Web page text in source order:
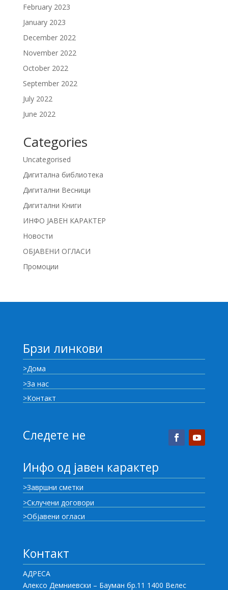
February 2023
January 2023
December 2022
November 2022
October 2022
September 2022
July 2022
June 2022
Categories
Uncategorised
Дигитална библиотека
Дигитални Весници
Дигитални Книги
ИНФО ЈАВЕН КАРАКТЕР
Новости
ОБЈАВЕНИ ОГЛАСИ
Промоции
Брзи линкови
>Дома
>За нас
>Контакт
Следете не
Инфо од јавен карактер
>Завршни сметки
>Склучени договори
>Објавени огласи
Контакт
АДРЕСА
Алексо Демниевски – Бауман бр.11 1400 Велес